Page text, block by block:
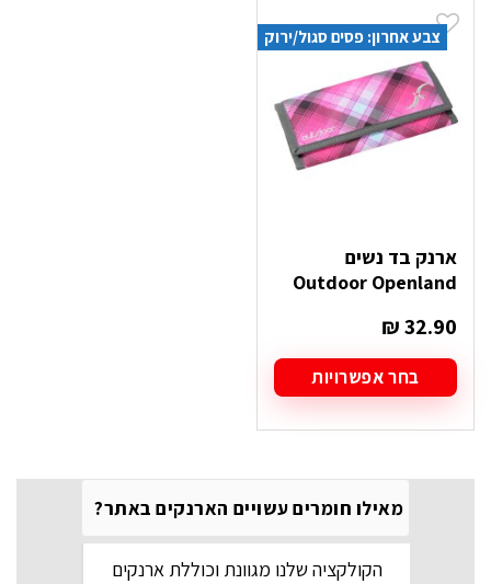
צבע אחרון: פסים סגול/ירוק
ארנק בד נשים
Outdoor Openland
₪32.90
בחר אפשרויות
זה
מאילו חומרים עשויים הארנקים באתר?
הקולקציה שלנו מגוונת וכוללת ארנקים